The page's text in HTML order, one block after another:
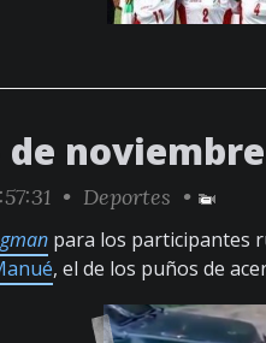
de
• Deportes •
para los participantes
, el de los puños de